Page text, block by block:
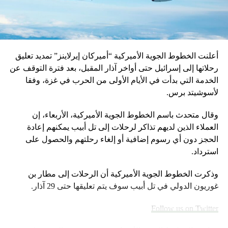
بعدما أعلن وزير الخارجية في حكومة تصريف الأعمال عبدالله بو
حبيب أنّ لبنان سيمتنع، مع عدد من الدول العربية، عن التصويت
لصالح مشروع قرار في الجمعية العامة للأمم المتحدة، يقضي
في سوريا.
وقد أثار هذا الموقف، موجة من الانتقادات عبر مواقع التواصل
الإجتماعي، من قبل سياسيين اعتبروه “سقطة أخلاقية جديدة”،
والاشمئزاز.
نتنياهو يتوعّد إيران
“إسرائيل لن تسمح لإيران بتطوير ترسانة نووية، حتى إذا وقّعت
اتّفاقاً نووياً مع واشنطن”، وستعمل “باستمرار لصدّ محاولات
الغربية”.
أعلنت الخطوط الجوية الأميركية “أميركان إيرلاينز” تمديد تعليق
رحلاتها إلى إسرائيل حتى أواخر آذار المقبل، بعد فترة التوقف عن
الخدمة التي بدأت في الأيام الأولى من الحرب في غزة، وفقا
لأسوشيتد برس.
وقال متحدث باسم الخطوط الجوية الأميركية، الأربعاء، إن
العملاء الذين لديهم تذاكر لرحلات إلى تل أبيب يمكنهم إعادة
الحجز دون أي رسوم إضافية أو إلغاء رحلتهم والحصول على
استرداد.
وذكرت الخطوط الجوية الأميركية أن الرحلات إلى مطار بن
غوريون الدولي في تل أبيب سوف يتم تعليقها حتى 29 آذار.
Follow us on Twitter